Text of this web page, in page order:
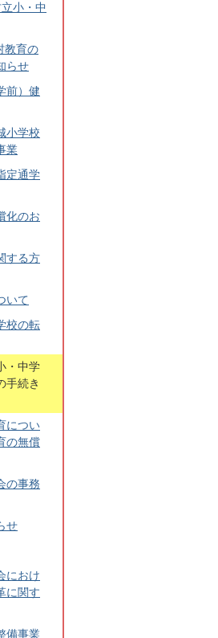
小・中
教育の
らせ
前）健
小学校
業
定通学
化のお
する方
いて
校の転
・中学
手続き
につい
の無償
の事務
せ
におけ
に関す
備事業